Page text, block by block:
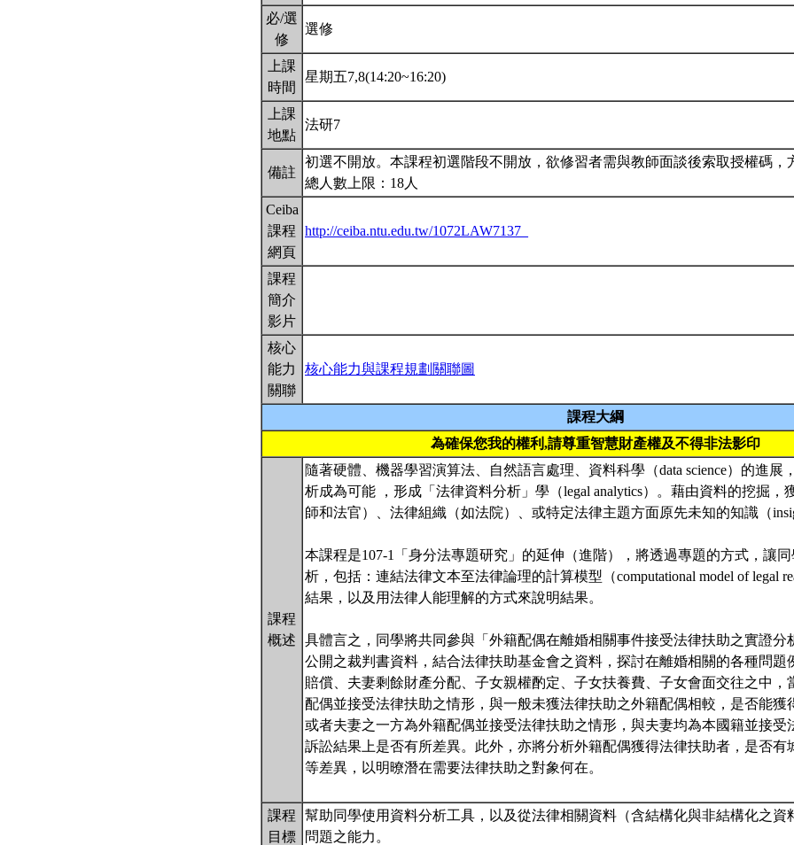
必/選
修
選修
上課
時間
星期五7,8(14:20~16:20)
上課
地點
法研7
備註
初選不開放。本課程初選階段不開放，欲修習者需與教師面談後索取授權碼，
總人數上限：18人
Ceiba
課程
網頁
http://ceiba.ntu.edu.tw/1072LAW7137_
課程
簡介
影片
核心
能力
關聯
核心能力與課程規劃關聯圖
課程大綱
為確保您我的權利,請尊重智慧財產權及不得非法影印
課程
概述
隨著硬體、機器學習演算法、自然語言處理、資料科學（data science）的進展
析成為可能 ，形成「法律資料分析」學（legal analytics）。藉由資料的挖掘，
師和法官）、法律組織（如法院）、或特定法律主題方面原先未知的知識（
本課程是107-1「身分法專題研究」的延伸（進階），將透過專題的方式，讓
析，包括：連結法律文本至法律論理的計算模型（computational model of legal
結果，以及用法律人能理解的方式來說明結果。
具體言之，同學將共同參與「外籍配偶在離婚相關事件接受法律扶助之實證分
公開之裁判書資料，結合法律扶助基金會之資料，探討在離婚相關的各種問題
賠償、夫妻剩餘財產分配、子女親權酌定、子女扶養費、子女會面交往之中，
配偶並接受法律扶助之情形，與一般未獲法律扶助之外籍配偶相較，是否能獲
或者夫妻之一方為外籍配偶並接受法律扶助之情形，與夫妻均為本國籍並接受
訴訟結果上是否有所差異。此外，亦將分析外籍配偶獲得法律扶助者，是否有
等差異，以明暸潛在需要法律扶助之對象何在。
課程
目標
幫助同學使用資料分析工具，以及從法律相關資料（含結構化與非結構化之資
問題之能力。